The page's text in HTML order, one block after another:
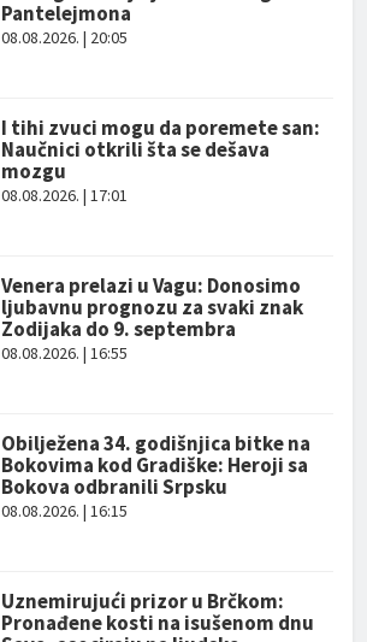
Pantelejmona
08.08.2026. | 20:05
I tihi zvuci mogu da poremete san:
Naučnici otkrili šta se dešava
mozgu
08.08.2026. | 17:01
Venera prelazi u Vagu: Donosimo
ljubavnu prognozu za svaki znak
Zodijaka do 9. septembra
08.08.2026. | 16:55
Obilježena 34. godišnjica bitke na
Bokovima kod Gradiške: Heroji sa
Bokova odbranili Srpsku
08.08.2026. | 16:15
Uznemirujući prizor u Brčkom:
Pronađene kosti na isušenom dnu